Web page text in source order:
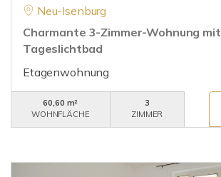
Neu-Isenburg
Charmante 3-Zimmer-Wohnung mit
Tageslichtbad
Etagenwohnung
60,60 m²
WOHNFLÄCHE
3
ZIMMER